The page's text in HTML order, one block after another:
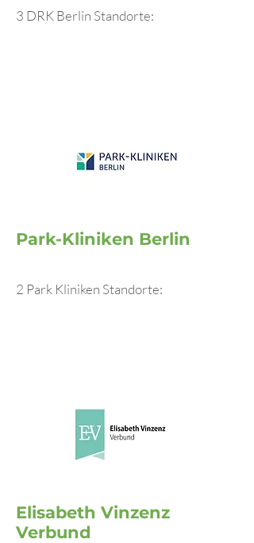
3 DRK Berlin Standorte:
Park-Kliniken Berlin
2 Park Kliniken Standorte:
Elisabeth Vinzenz
Verbund